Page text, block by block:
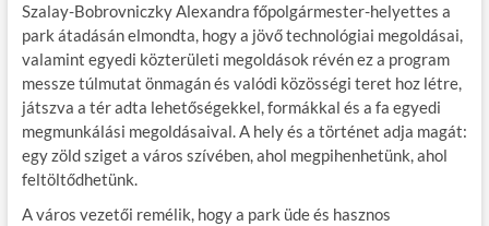
Szalay-Bobrovniczky Alexandra főpolgármester-helyettes a
park átadásán elmondta, hogy a jövő technológiai megoldásai,
valamint egyedi közterületi megoldások révén ez a program
messze túlmutat önmagán és valódi közösségi teret hoz létre,
játszva a tér adta lehetőségekkel, formákkal és a fa egyedi
megmunkálási megoldásaival. A hely és a történet adja magát:
egy zöld sziget a város szívében, ahol megpihenhetünk, ahol
feltöltődhetünk.
A város vezetői remélik, hogy a park üde és hasznos